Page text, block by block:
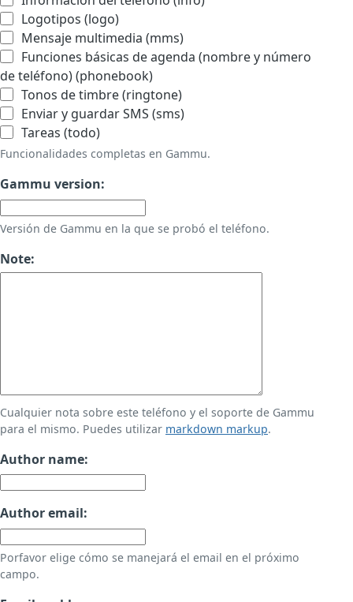
Logotipos (logo)
Mensaje multimedia (mms)
Funciones básicas de agenda (nombre y número
de teléfono) (phonebook)
Tonos de timbre (ringtone)
Enviar y guardar SMS (sms)
Tareas (todo)
Funcionalidades completas en Gammu.
Gammu version:
Versión de Gammu en la que se probó el teléfono.
Note:
Cualquier nota sobre este teléfono y el soporte de Gammu
para el mismo. Puedes utilizar markdown markup.
Author name:
Author email:
Porfavor elige cómo se manejará el email en el próximo
campo.